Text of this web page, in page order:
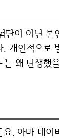
개인적으로
왜 탄생했